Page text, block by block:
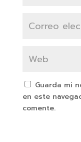
Guarda mi
en este
comente.